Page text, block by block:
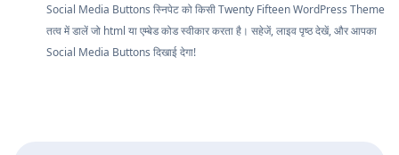
Social Media Buttons स्निपेट को किसी Twenty Fifteen WordPress Theme
तत्व में डालें जो html या एम्बेड कोड स्वीकार करता है। सहेजें, लाइव पृष्ठ देखें, और आपका
Social Media Buttons दिखाई देगा!